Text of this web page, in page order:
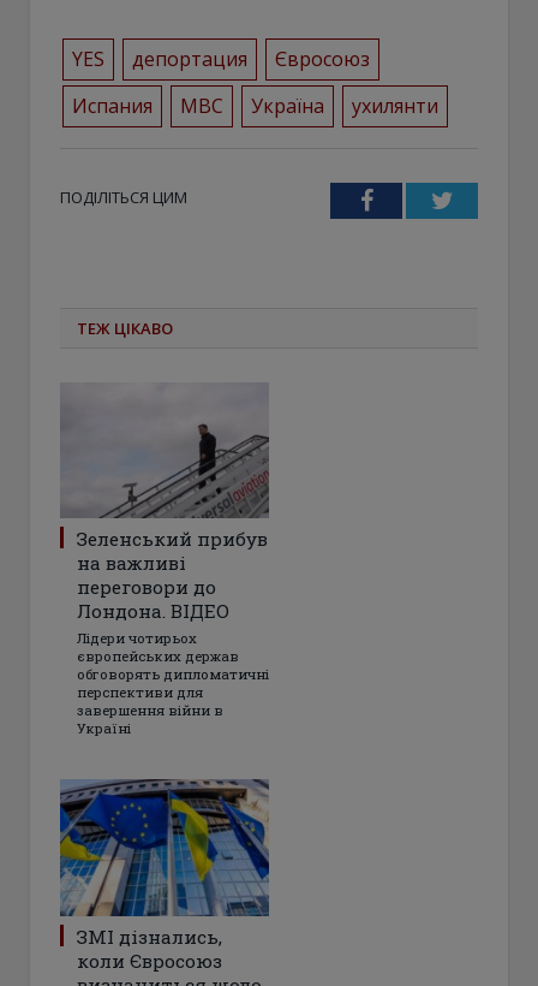
YES депортация
Євросоюз
Испания
МВС Україна ухилянти
ПОДІЛІТЬСЯ ЦИМ FacebookTwitter
ТЕЖ ЦІКАВО
Зеленський прибув
на важливі
переговори до
Лондона. ВІДЕО
Лідери чотирьох
європейських держав
обговорять дипломатичні
перспективи для
завершення війни в
Україні
ЗМІ дізнались,
коли Євросоюз